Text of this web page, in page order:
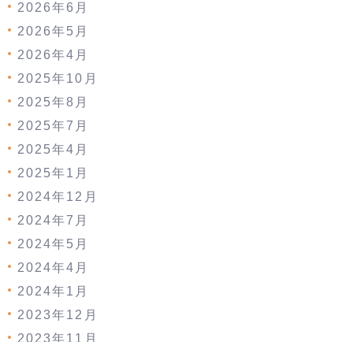
2026年6月
2026年5月
2026年4月
2025年10月
2025年8月
2025年7月
2025年4月
2025年1月
2024年12月
2024年7月
2024年5月
2024年4月
2024年1月
2023年12月
2023年11月